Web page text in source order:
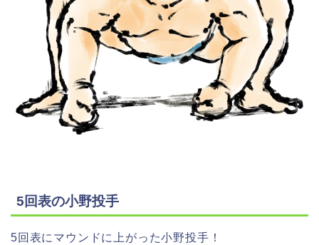
5回表の小野投手
5回表にマウンドに上がった小野投手！